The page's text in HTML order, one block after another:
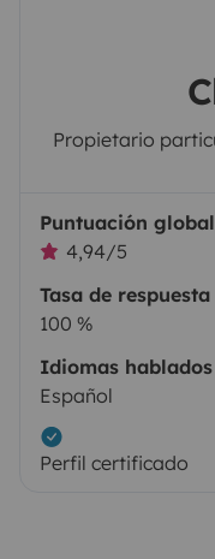
Propietario
Puntuación global
4,94/5
Tasa de respuesta
100 %
Idiomas hablados
Español
Perfil certificado